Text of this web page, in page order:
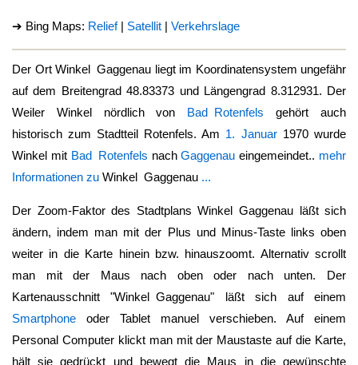
➔ Bing Maps: Relief| Satellit | Verkehrslage
Der Ort Winkel Gaggenau liegt im Koordinatensystem ungefähr
auf dem Breitengrad 48.83373 und Längengrad 8.312931. Der
Weiler Winkel nördlich von Bad Rotenfels gehört auch
historisch zum Stadtteil Rotenfels. Am 1. Januar 1970 wurde
Winkel mit Bad Rotenfels nachGaggenau eingemeindet.. mehr
Informationen zu Winkel Gaggenau ...
Der Zoom-Faktor des Stadtplans Winkel Gaggenau läßt sich
ändern, indem man mit der Plus und Minus-Taste links oben
weiter in die Karte hinein bzw. hinauszoomt. Alternativ scrollt
man mit der Maus nach oben oder nach unten. Der
Kartenausschnitt "Winkel Gaggenau" läßt sich auf einem
Smartphone oder Tablet manuel verschieben. Auf einem
Personal Computer klickt man mit der Maustaste auf die Karte,
hält sie gedrückt und bewegt die Maus in die gewünschte